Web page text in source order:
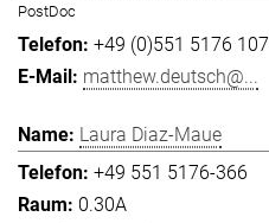
PostDoc
+49 (0)551 5176 107
matthew.deutsch@...
Laura Diaz-Maue
+49 551 5176-366
0.30A